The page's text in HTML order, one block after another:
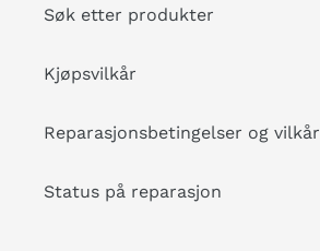
Søk etter produkter
Kjøpsvilkår
Reparasjonsbetingelser og vilkår
Status på reparasjon